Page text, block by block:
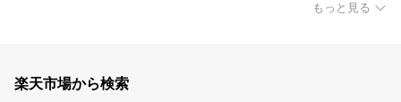
もっと見る
楽天市場から検索